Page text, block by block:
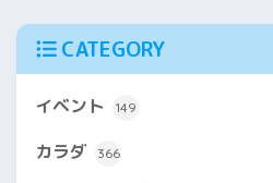
CATEGORY
イベント 149
カラダ 366